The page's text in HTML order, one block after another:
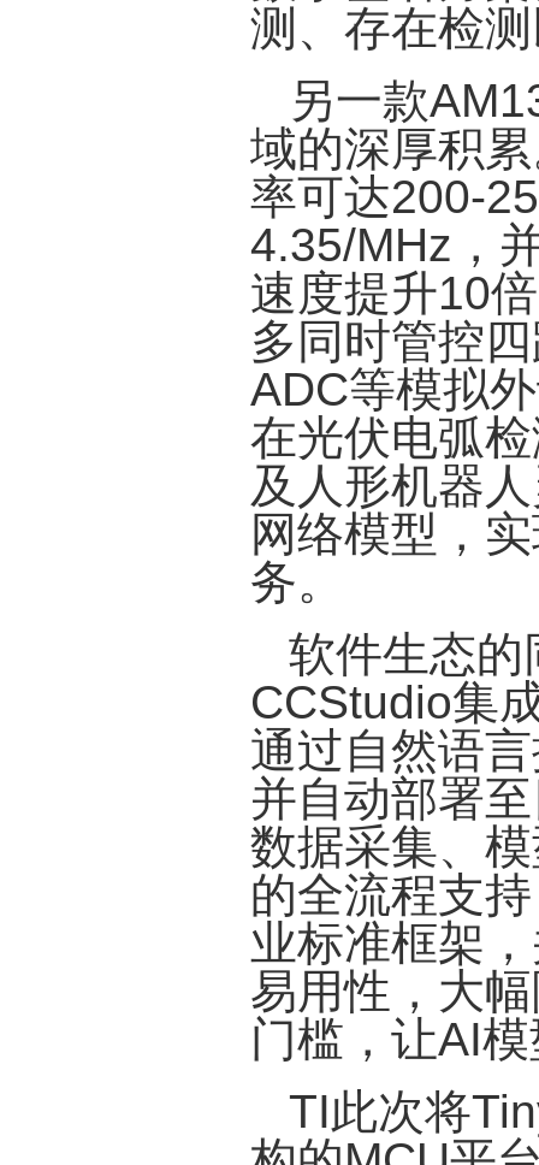
测、存在检
另一款
域的深厚积
率可达200-
4.35/MHz，
速度提升10
多同时管控
ADC等模拟
在光伏电弧
及人形机器
网络模型，
务。
软件生态的
CCStudio集
通过自然语
并自动部署
数据采集、
的全流程支
业标准框架
易用性，大
门槛，让AI
TI此次将